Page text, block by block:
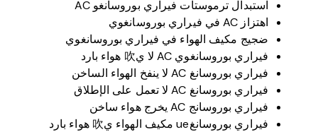
استبدال ترموستات فيراري بوروسانغو AC
اهتزاز AC في فيراري بوروسانغوي
ضجيج مكيف الهواء في فيراري بوروسانغوي
فيراري بوروسانغوي AC لا ي吹 هواء بارد
فيراري بوروسانغ AC لا ينفخ الهواء الساخن
فيراري بوروسانغ AC لا تعمل على الإطلاق
فيراري بوروسانج AC يخرج هواء ساخن
فيراري بوروسانغue مكيف الهواء ي吹 هواء بارد